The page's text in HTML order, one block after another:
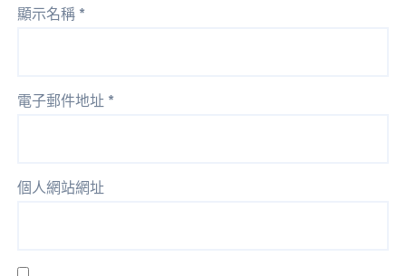
顯示名稱 *
電子郵件地址 *
個人網站網址